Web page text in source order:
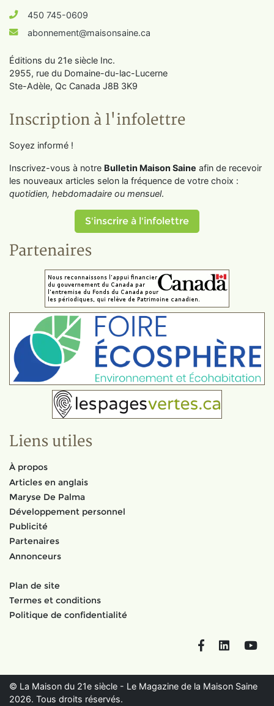
450 745-0609
abonnement@maisonsaine.ca
Éditions du 21e siècle Inc.
2955, rue du Domaine-du-lac-Lucerne
Ste-Adèle, Qc Canada J8B 3K9
Inscription à l'infolettre
Soyez informé !
Inscrivez-vous à notre Bulletin Maison Saine afin de recevoir
les nouveaux articles selon la fréquence de votre choix :
quotidien, hebdomadaire ou mensuel.
S'inscrire à l'infolettre
Partenaires
Liens utiles
À propos
Articles en anglais
Maryse De Palma
Développement personnel
Publicité
Partenaires
Annonceurs
Plan de site
Termes et conditions
Politique de confidentialité
FacebookLinkedIn
© La Maison du 21e siècle - Le Magazine de la Maison Saine
2026. Tous droits réservés.